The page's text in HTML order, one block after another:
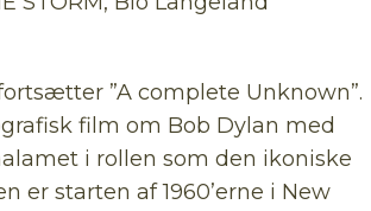
”A complete Unknown”.
film om Bob Dylan med
i rollen som den ikoniske
er starten af 1960’erne i New